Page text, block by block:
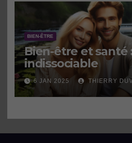
BIEN-ÊTRE
Bien-être et santé
indissociable
6 JAN 2025 THIERRY